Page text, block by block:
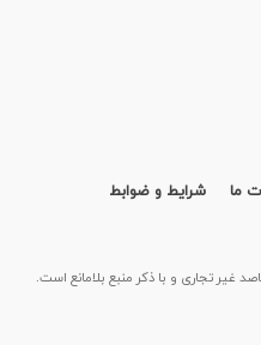
ما
شرایط و ضوابط
غیر تجاری و با ذکر منبع بلامانع است.